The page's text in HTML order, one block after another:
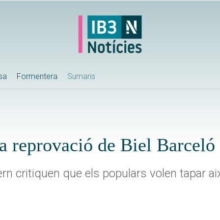
Formentera Sumaris
reprovació de Biel Barceló
critiquen que els populars volen tapar